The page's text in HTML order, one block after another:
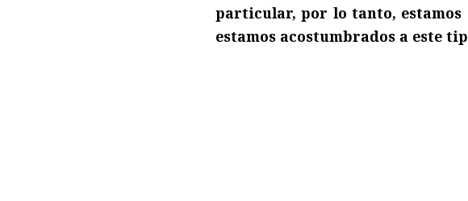
particular, por lo tanto, estamos
estamos acostumbrados a este